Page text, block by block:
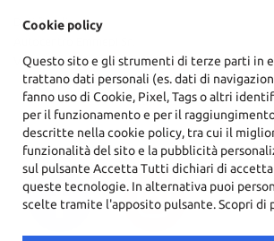
Dati fiscali:
Via Paolo Orsi, 63, Roma (RM)
C.F/P.IVA:15164031005
Registro delle imprese: RM
Cookie policy
Questo sito e gli strumenti di terze parti in
trattano dati personali (es. dati di
fanno uso di Cookie, Pixel, Tags o altri
per il funzionamento e per il
descritte nella cookie policy, tra cui il
funzionalità del sito e la pubblicità
sul pulsante Accetta Tutti dichiari di
queste tecnologie. In alternativa puoi
scelte tramite l'apposito pulsante. Scopri di
Cookie analitici
Cookie di marketing
Leggi
la
cookie
policy